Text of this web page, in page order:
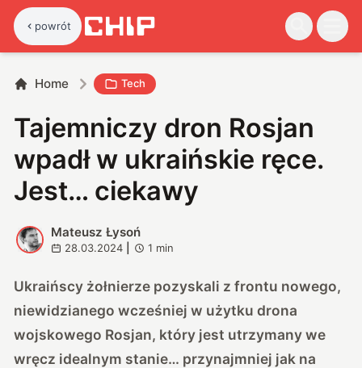
powrót
Home Tech
Tajemniczy dron Rosjan
wpadł w ukraińskie ręce.
Jest… ciekawy
M
Mateusz Łysoń
28.03.2024 1 min
Ukraińscy żołnierze pozyskali z frontu nowego,
niewidzianego wcześniej w użytku drona
wojskowego Rosjan, który jest utrzymany we
wręcz idealnym stanie… przynajmniej jak na